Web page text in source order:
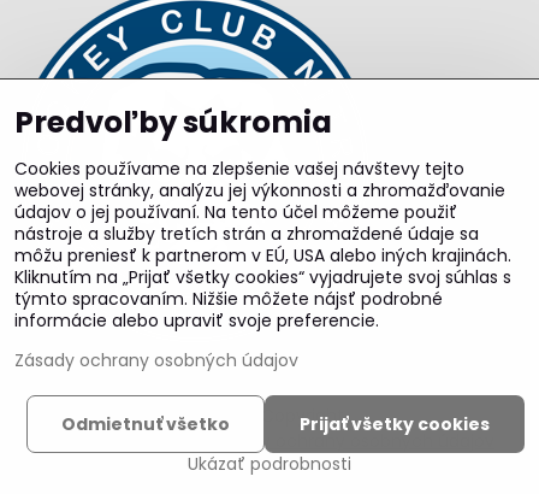
©2026
Copyright
Zásady ochrany osobných údajov
Vytvorené pomocou:BiznisWeb.sk
Predvoľby súkromia
Cookies používame na zlepšenie vašej návštevy tejto
webovej stránky, analýzu jej výkonnosti a zhromažďovanie
údajov o jej používaní. Na tento účel môžeme použiť
nástroje a služby tretích strán a zhromaždené údaje sa
môžu preniesť k partnerom v EÚ, USA alebo iných krajinách.
Kliknutím na „Prijať všetky cookies“ vyjadrujete svoj súhlas s
týmto spracovaním. Nižšie môžete nájsť podrobné
informácie alebo upraviť svoje preferencie.
Zásady ochrany osobných údajov
Ukázať podrobnosti
Prijať všetky cookies
Odmietnuť všetko